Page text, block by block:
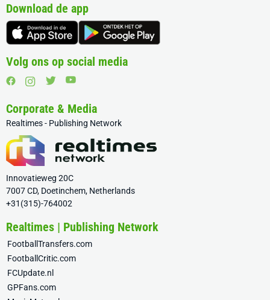
Download de app
Volg ons op social media
Corporate & Media
Realtimes - Publishing Network
Innovatieweg 20C
7007 CD, Doetinchem, Netherlands
+31(315)-764002
Realtimes | Publishing Network
FootballTransfers.com
FootballCritic.com
FCUpdate.nl
GPFans.com